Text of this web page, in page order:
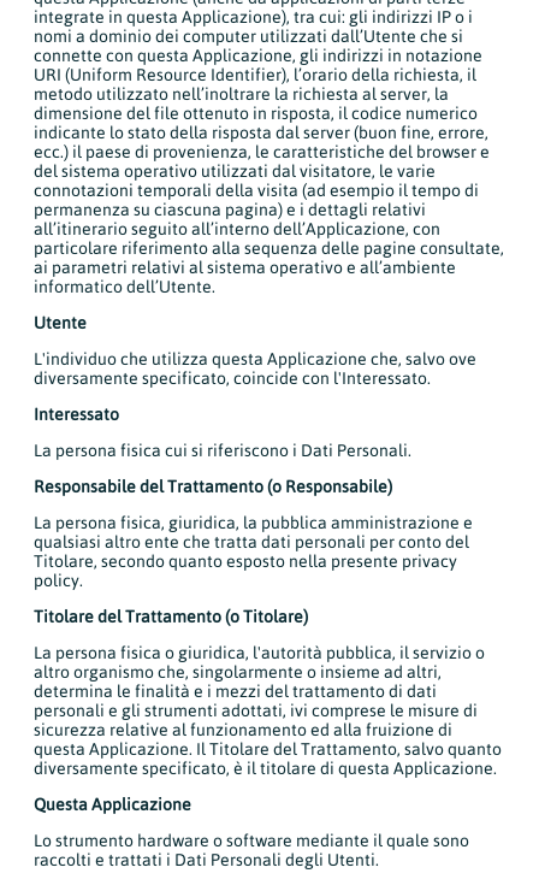
integrate in questa Applicazione), tra cui: gli indirizzi IP o i
nomi a dominio dei computer utilizzati dall’Utente che si
connette con questa Applicazione, gli indirizzi in notazione
URI (Uniform Resource Identifier), l’orario della richiesta, il
metodo utilizzato nell’inoltrare la richiesta al server, la
dimensione del file ottenuto in risposta, il codice numerico
indicante lo stato della risposta dal server (buon fine, errore,
ecc.) il paese di provenienza, le caratteristiche del browser e
del sistema operativo utilizzati dal visitatore, le varie
connotazioni temporali della visita (ad esempio il tempo di
permanenza su ciascuna pagina) e i dettagli relativi
all’itinerario seguito all’interno dell’Applicazione, con
particolare riferimento alla sequenza delle pagine consultate,
ai parametri relativi al sistema operativo e all’ambiente
informatico dell’Utente.
Utente
L'individuo che utilizza questa Applicazione che, salvo ove
diversamente specificato, coincide con l'Interessato.
Interessato
La persona fisica cui si riferiscono i Dati Personali.
Responsabile del Trattamento (o Responsabile)
La persona fisica, giuridica, la pubblica amministrazione e
qualsiasi altro ente che tratta dati personali per conto del
Titolare, secondo quanto esposto nella presente privacy
policy.
Titolare del Trattamento (o Titolare)
La persona fisica o giuridica, l'autorità pubblica, il servizio o
altro organismo che, singolarmente o insieme ad altri,
determina le finalità e i mezzi del trattamento di dati
personali e gli strumenti adottati, ivi comprese le misure di
sicurezza relative al funzionamento ed alla fruizione di
questa Applicazione. Il Titolare del Trattamento, salvo quanto
diversamente specificato, è il titolare di questa Applicazione.
Questa Applicazione
Lo strumento hardware o software mediante il quale sono
raccolti e trattati i Dati Personali degli Utenti.